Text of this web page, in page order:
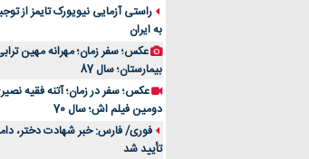
راستی آزمایی نیویورک تایمز از
به ایران
عکس؛ سفر زمان؛ مهرانه مهین
بیمارستان؛ سال 87
دومین فیلم اش؛ سال 70
فوری/ فارس: خبر شهادت دختر،
تأیید شد